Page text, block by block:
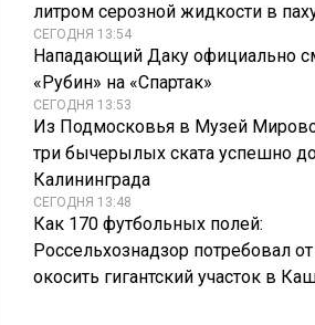
литром серозной жидкости в
СЕГОДНЯ 13:54
Нападающий Даку официально
«Рубин» на «Спартак»
СЕГОДНЯ 13:53
Из Подмосковья в Музей
три бычерылых ската успешно
Калининграда
СЕГОДНЯ 13:48
Как 170 футбольных полей:
Россельхознадзор потребовал
окосить гигантский участок в